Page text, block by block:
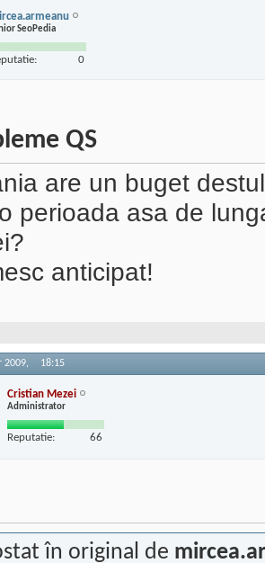
SeoPedia
0
QS
are un buget
perioada asa de
anticipat!
2009, 18:15
Cristian Mezei
Administrator
Reputatie: 66
în original de